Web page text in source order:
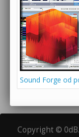
Sound Forge od
Copyright ©